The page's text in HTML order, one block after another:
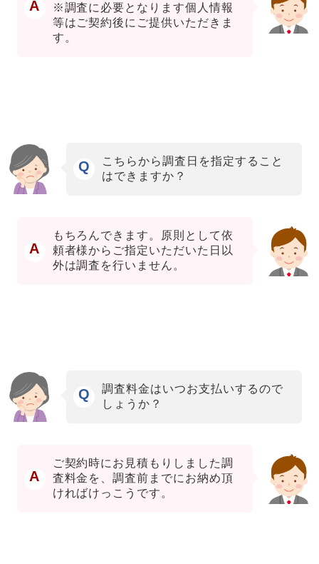
A
※調査に必要となります個人情報
等はご契約後にご提供いただきま
す。
Q
こちらから調査日を指定すること
はできますか？
A
もちろんできます。原則として依
頼者様からご指定いただいた日以
外は調査を行いません。
Q
調査料金はいつお支払いするので
しょうか？
A
ご契約時にお見積もりしました調
査料金を、調査前までにお納め頂
ければけっこうです。